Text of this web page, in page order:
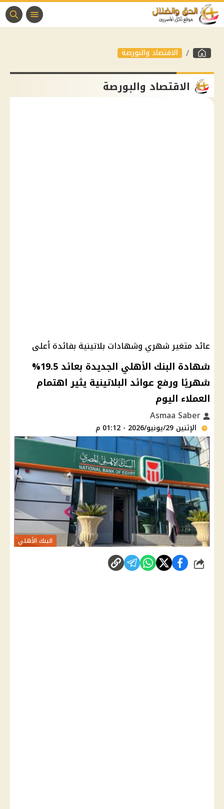
الاقتصاد والبورصة
الاقتصاد والبورصة
عائد متغير شهري وشهادات بلاتينية بفائدة أعلى
شهادة البنك الأهلي الجديدة بعائد 19.5%
شهريًا ورفع عوائد البلاتينية يثير اهتمام
العملاء اليوم
الإثنين 29/يونيو/2026 - 01:12 م
البنك الأهلي
شارك